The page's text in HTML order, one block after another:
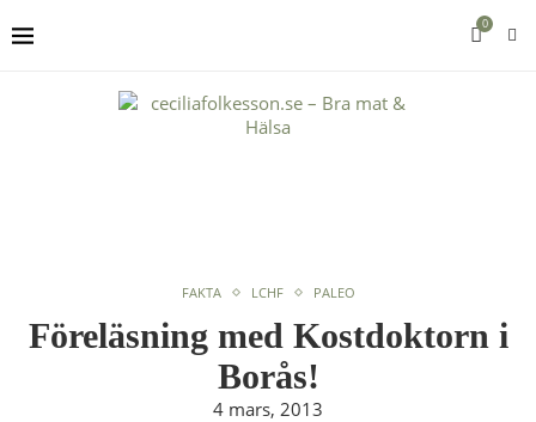
0
FAKTA LCHF PALEO
Föreläsning med Kostdoktorn i
Borås!
4 mars, 2013